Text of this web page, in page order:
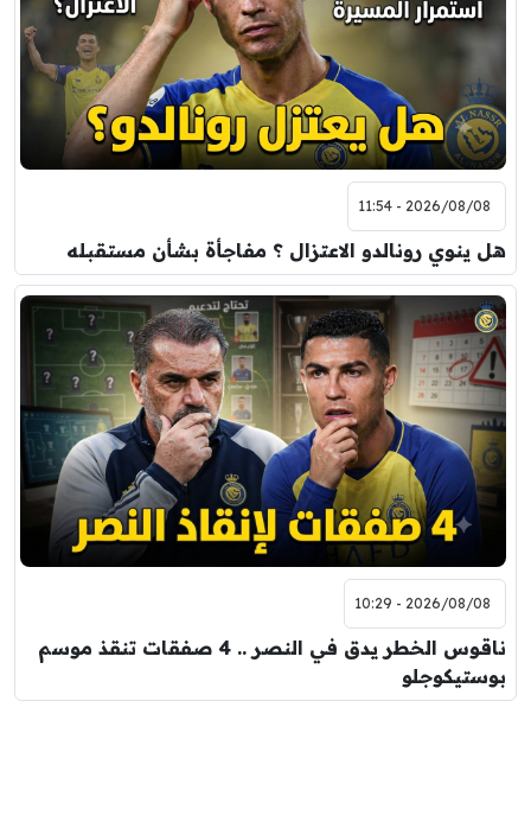
2026/08/08 - 11:54
هل ينوي رونالدو الاعتزال ؟ مفاجأة بشأن مستقبله
2026/08/08 - 10:29
ناقوس الخطر يدق في النصر .. 4 صفقات تنقذ موسم
بوستيكوجلو